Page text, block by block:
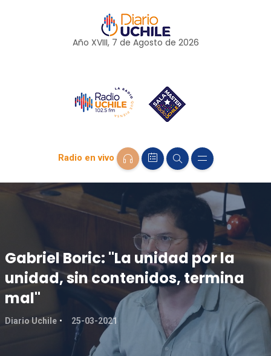
Año XVIII, 7 de Agosto de 2026
Radio en vivo
Gabriel Boric: "La unidad por la
unidad, sin contenidos, termina
mal"
Diario Uchile 25-03-2021